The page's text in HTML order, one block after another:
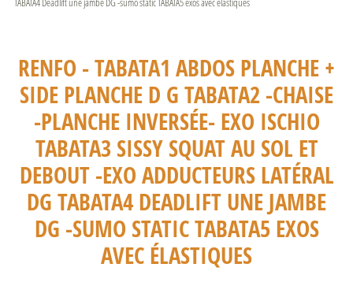
RENFO - TABATA1 ABDOS PLANCHE +
SIDE PLANCHE D G TABATA2 -CHAISE
-PLANCHE INVERSÉE- EXO ISCHIO
TABATA3 SISSY SQUAT AU SOL ET
DEBOUT -EXO ADDUCTEURS LATÉRAL
DG TABATA4 DEADLIFT UNE JAMBE
DG -SUMO STATIC TABATA5 EXOS
AVEC ÉLASTIQUES